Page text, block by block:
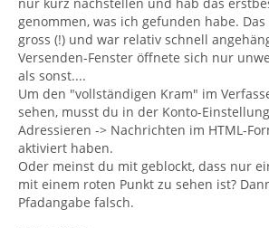
genommen, was ich gefunden habe. Das
gross (!) und war relativ schnell
Versenden-Fenster öffnete sich nur
als sonst....
Um den "vollständigen Kram" im
sehen, musst du in der Konto-
Adressieren -> Nachrichten im HTML-
aktiviert haben.
Oder meinst du mit geblockt, dass nur
mit einem roten Punkt zu sehen ist?
Pfadangabe falsch.